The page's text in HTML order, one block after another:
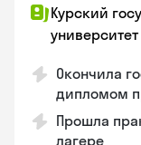
Курский
университет
Окончила
дипломом
Прошла
лагере